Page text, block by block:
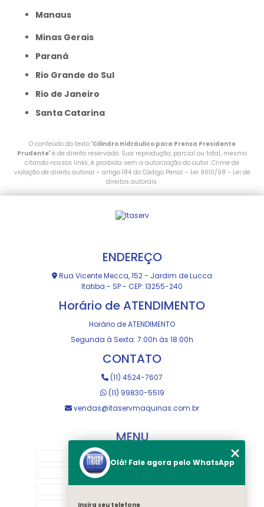
Manaus
Minas Gerais
Paraná
Rio Grande do Sul
Rio de Janeiro
Santa Catarina
O conteúdo do texto "Cilindro Hidráulico para Prensa Presidente
Prudente" é de direito reservado. Sua reprodução, parcial ou total, mesmo
citando nossos links, é proibida sem a autorização do autor. Crime de
violação de direito autoral – artigo 184 do Código Penal – Lei 9610/98 - Lei de
direitos autorais.
ENDEREÇO
Rua Vicente Mecca, 152 - Jardim de Lucca
Itatiba - SP - CEP: 13255-240
Horário de ATENDIMENTO
Horário de ATENDIMENTO
Segunda à Sexta: 7:00h às 18:00h
CONTATO
(11) 4524-7607
(11) 99830-5519
vendas@itaservmaquinas.com.br
MENU
MANUTENÇÃO E USINAGEM
Olá! Fale agora pelo WhatsApp
Insira seu telefone